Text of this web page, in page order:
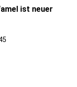
ist neuer